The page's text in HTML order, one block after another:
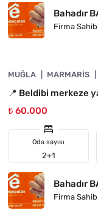
Bahadır
Firma
ÖNE ÇIKAN
MUĞLA MARMARIS
📍 Beldibi merkeze
₺ 60.000
Oda sayısı
2+1
Bahadır
Firma